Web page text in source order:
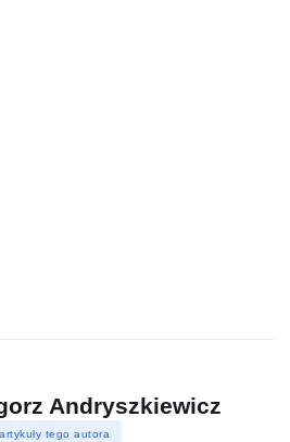
Andryszkiewicz
tego autora